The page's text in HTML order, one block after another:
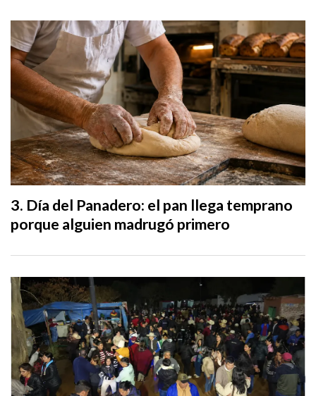
Día del Panadero: el pan llega temprano
porque alguien madrugó primero